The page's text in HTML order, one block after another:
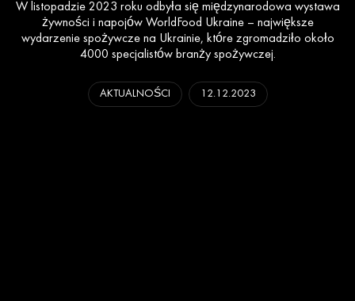
W listopadzie 2023 roku odbyła się międzynarodowa wystawa
żywności i napojów WorldFood Ukraine – największe
wydarzenie spożywcze na Ukrainie, które zgromadziło około
4000 specjalistów branży spożywczej.
AKTUALNOŚCI 12.12.2023